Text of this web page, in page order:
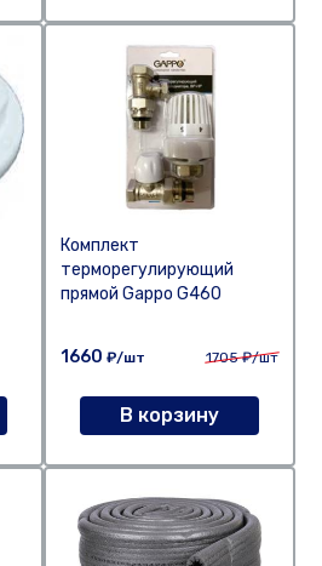
Комплект
терморегулирующий
прямой Gappo G460
1660 ₽/шт 1705₽/шт
В корзину